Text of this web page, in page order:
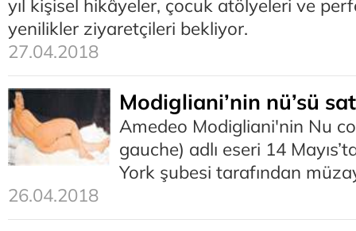
yıl kişisel hikâyeler, çocuk atölyeleri ve
yenilikler ziyaretçileri bekliyor.
27.04.2018
Modigliani’nin nü’sü
Amedeo Modigliani'nin Nu
gauche) adlı eseri 14
York şubesi tarafından
26.04.2018